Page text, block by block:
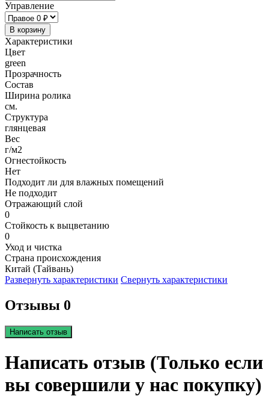
Управление
В корзину
Характеристики
Цвет
green
Прозрачность
Состав
Ширина ролика
см.
Структура
глянцевая
Вес
г/м2
Огнестойкость
Нет
Подходит ли для влажных помещений
Не подходит
Отражающий слой
0
Стойкость к выцветанию
0
Уход и чистка
Страна происхождения
Китай (Тайвань)
Развернуть характеристики Свернуть характеристики
Отзывы 0
Написать отзыв
Написать отзыв (Только если
вы совершили у нас покупку)